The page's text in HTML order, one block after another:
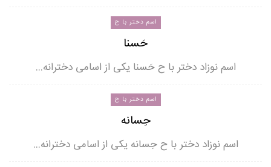
اسم دختر با ح
حَسنا
اسم نوزاد دختر با ح حَسنا یکی از اسامی دخترانه…
اسم دختر با ح
حِسانه
اسم نوزاد دختر با ح حِسانه یکی از اسامی دخترانه…